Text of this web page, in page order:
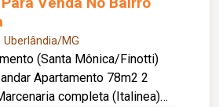
MG
(Santa Mônica/Finotti)
78m2 2
completa (Italinea)